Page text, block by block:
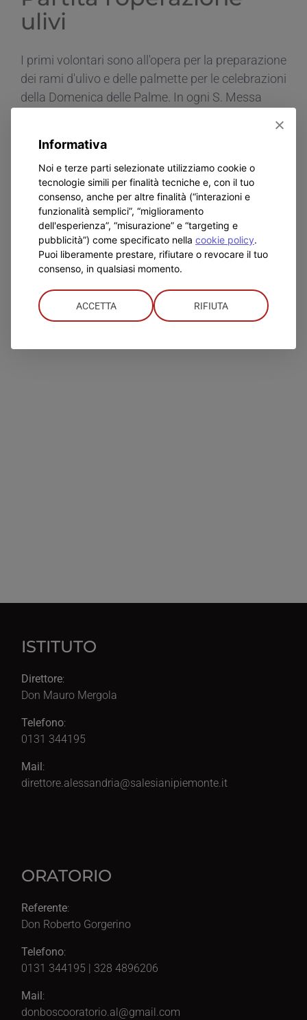
ulivi
I primi volontari sono all'opera per la preparazione
dei rami d'ulivo e delle palmette per le celebrazioni
della Domenica delle Palme. In ogni S. Messa
admin5157 Marzo 20th, 2024 home, In Evidenza
Commenti
Partita
l’operazione
ulivi
Continua a leggere
ISTITUTO
Direttore:
Don Mauro Mergola
Telefono:
0131 344195
Mail:
direttore.alessandria@salesianipiemonte.it
ORATORIO
Referente:
Don Roberto Gorgerino
Telefono:
0131 344195 | 328 4896206
Mail :
donboscooratorio.al@gmail.com
Informativa
Noi e terze parti selezionate utilizziamo cookie o
tecnologie simili per finalità tecniche e, con il tuo
consenso, anche per altre finalità (“interazioni e
funzionalità semplici”, “miglioramento
dell'esperienza”, “misurazione” e “targeting e
pubblicità”) come specificato nella cookie policy.
Puoi liberamente prestare, rifiutare o revocare il tuo
consenso, in qualsiasi momento.
ACCETTA RIFIUTA